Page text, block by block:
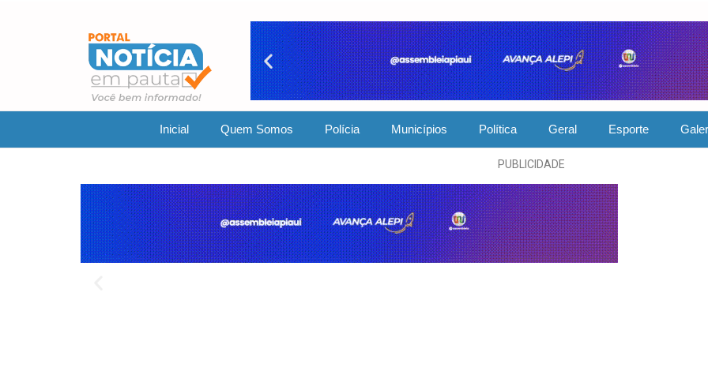
Inicial Quem Somos Polícia Municípios Política Geral Esporte
PUBLICIDADE